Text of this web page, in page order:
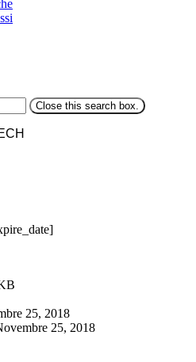
Close this search box.
25, 2018
25, 2018